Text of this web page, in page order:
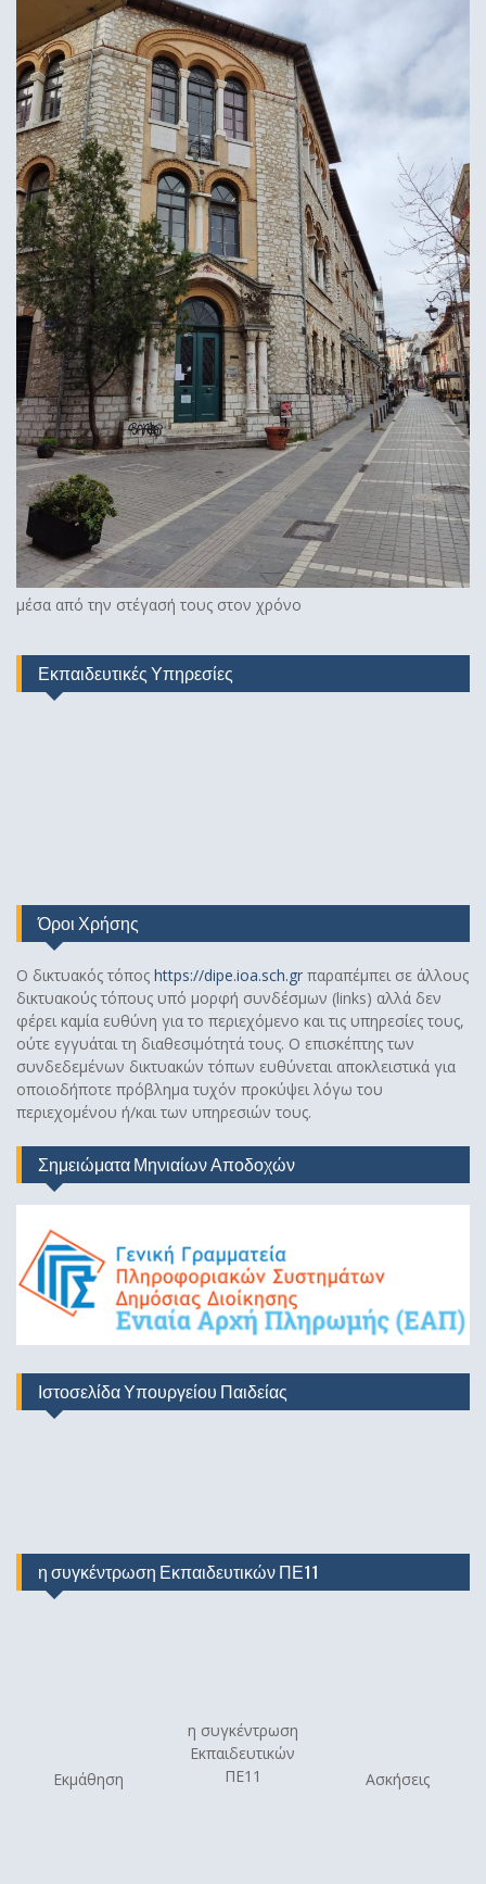
μέσα από την στέγασή τους στον χρόνο
Εκπαιδευτικές Υπηρεσίες
Όροι Χρήσης
Ο δικτυακός τόπος https://dipe.ioa.sch.gr παραπέμπει σε άλλους
δικτυακούς τόπους υπό μορφή συνδέσμων (links) αλλά δεν
φέρει καμία ευθύνη για το περιεχόμενο και τις υπηρεσίες τους,
ούτε εγγυάται τη διαθεσιμότητά τους. Ο επισκέπτης των
συνδεδεμένων δικτυακών τόπων ευθύνεται αποκλειστικά για
οποιοδήποτε πρόβλημα τυχόν προκύψει λόγω του
περιεχομένου ή/και των υπηρεσιών τους.
Σημειώματα Μηνιαίων Αποδοχών
Ιστοσελίδα Υπουργείου Παιδείας
η συγκέντρωση Εκπαιδευτικών ΠΕ11
Εκμάθηση
η συγκέντρωση
Εκπαιδευτικών
ΠΕ11
Ασκήσεις